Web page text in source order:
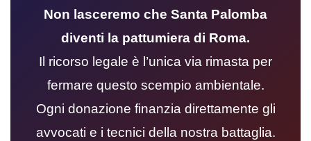
Non lasceremo che Santa Palomba
diventi la pattumiera di Roma.
Il ricorso legale è l’unica via rimasta per
fermare questo scempio ambientale.
Ogni donazione finanzia direttamente gli
avvocati e i tecnici della nostra battaglia.